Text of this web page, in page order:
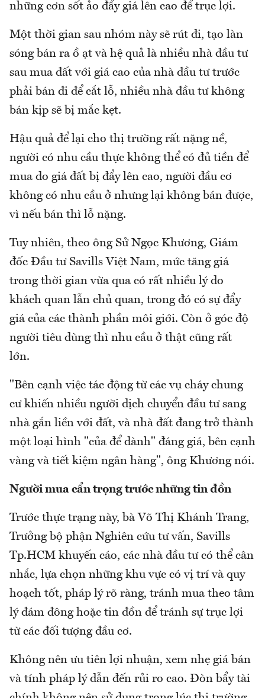
những cơn sốt ảo đẩy giá lên cao để trục lợi.
Một thời gian sau nhóm này sẽ rút đi, tạo làn
sóng bán ra ồ ạt và hệ quả là nhiều nhà đầu tư
sau mua đất với giá cao của nhà đầu tư trước
phải bán đi để cắt lỗ, nhiều nhà đầu tư không
bán kịp sẽ bị mắc kẹt.
Hậu quả để lại cho thị trường rất nặng nề,
người có nhu cầu thực không thể có đủ tiền để
mua do giá đất bị đẩy lên cao, người đầu cơ
không có nhu cầu ở nhưng lại không bán được,
vì nếu bán thì lỗ nặng.
Tuy nhiên, theo ông Sử Ngọc Khương, Giám
đốc Đầu tư Savills Việt Nam, mức tăng giá
trong thời gian vừa qua có rất nhiều lý do
khách quan lẫn chủ quan, trong đó có sự đẩy
giá của các thành phần môi giới. Còn ở góc độ
người tiêu dùng thì nhu cầu ở thật cũng rất
lớn.
"Bên cạnh việc tác động từ các vụ cháy chung
cư khiến nhiều người dịch chuyển đầu tư sang
nhà gắn liền với đất, và nhà đất đang trở thành
một loại hình "của để dành" đáng giá, bên cạnh
vàng và tiết kiệm ngân hàng", ông Khương nói.
Người mua cẩn trọng trước những tin đồn
Trước thực trạng này, bà Võ Thị Khánh Trang,
Trưởng bộ phận Nghiên cứu tư vấn, Savills
Tp.HCM khuyến cáo, các nhà đầu tư có thể cân
nhắc, lựa chọn những khu vực có vị trí và quy
hoạch tốt, pháp lý rõ ràng, tránh mua theo tâm
lý đám đông hoặc tin đồn để tránh sự trục lợi
từ các đối tượng đầu cơ.
Không nên ưu tiên lợi nhuận, xem nhẹ giá bán
và tính pháp lý dẫn đến rủi ro cao. Đòn bẩy tài